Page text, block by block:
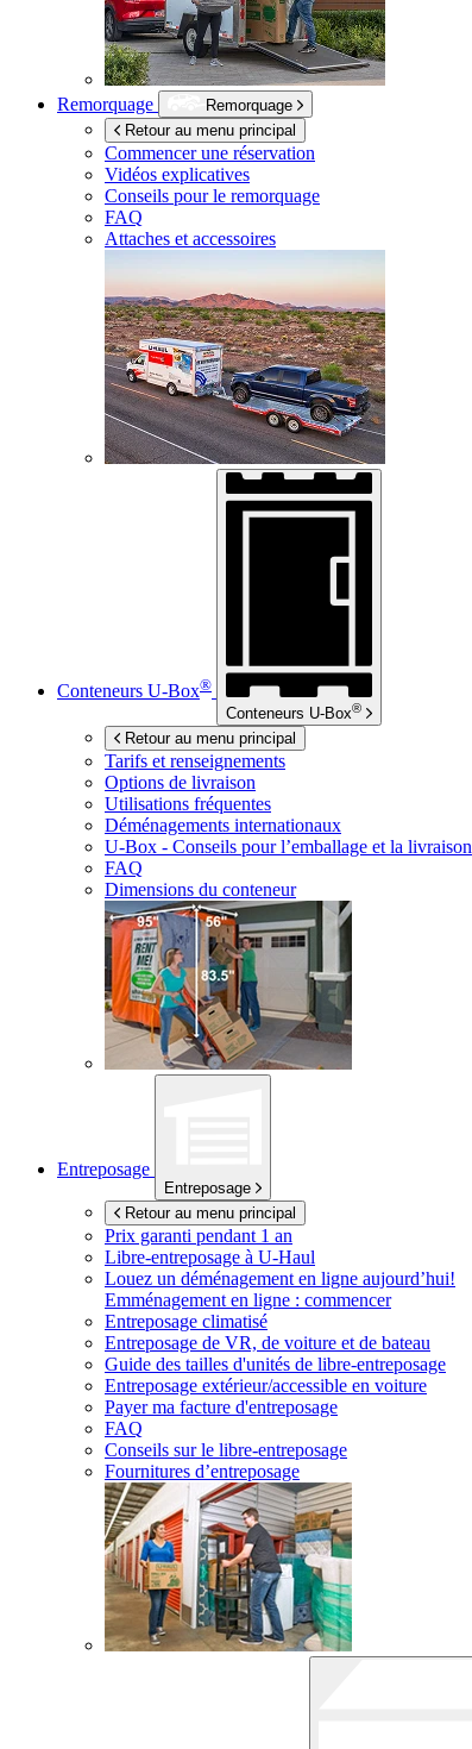
Remorquage
Remorquage
Retour au menu principal
Commencer une réservation
Vidéos explicatives
Conseils pour le remorquage
FAQ
Attaches et accessoires
Conteneurs U-Box®
Conteneurs U-Box®
Retour au menu principal
Tarifs et renseignements
Options de livraison
Utilisations fréquentes
Déménagements internationaux
U-Box - Conseils pour l’emballage et la livraison
FAQ
Dimensions du conteneur
Entreposage
Entreposage
Retour au menu principal
Prix garanti pendant 1 an
Libre-entreposage à U-Haul
Louez un déménagement en ligne aujourd’hui!
Emménagement en ligne : commencer
Entreposage climatisé
Entreposage de VR, de voiture et de bateau
Guide des tailles d'unités de libre-entreposage
Entreposage extérieur/accessible en voiture
Payer ma facture d'entreposage
FAQ
Conseils sur le libre-entreposage
Fournitures d’entreposage